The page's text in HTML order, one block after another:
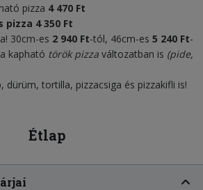
pizza 4 470 Ft
pizza 4 350 Ft
30cm-es 2 940 Ft-tól, 46cm-es 5 240 Ft-
kapható török pizza változatban is (pide,
dürüm, tortilla, pizzacsiga és pizzakifli is!
Étlap